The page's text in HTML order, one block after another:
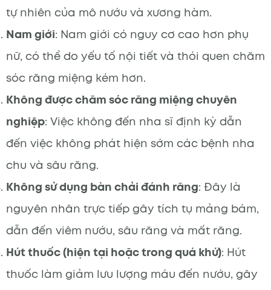
tự nhiên của mô nướu và xương hàm.
Nam giới: Nam giới có nguy cơ cao hơn phụ
nữ, có thể do yếu tố nội tiết và thói quen chăm
sóc răng miệng kém hơn.
Không được chăm sóc răng miệng chuyên
nghiệp: Việc không đến nha sĩ định kỳ dẫn
đến việc không phát hiện sớm các bệnh nha
chu và sâu răng.
Không sử dụng bàn chải đánh răng: Đây là
nguyên nhân trực tiếp gây tích tụ mảng bám,
dẫn đến viêm nướu, sâu răng và mất răng.
Hút thuốc (hiện tại hoặc trong quá khứ): Hút
thuốc làm giảm lưu lượng máu đến nướu, gây